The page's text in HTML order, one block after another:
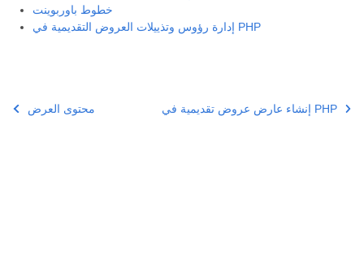
خطوط باوربوينت
إدارة رؤوس وتذييلات العروض التقديمية في PHP
محتوى العرض إنشاء عارض عروض تقديمية في PHP